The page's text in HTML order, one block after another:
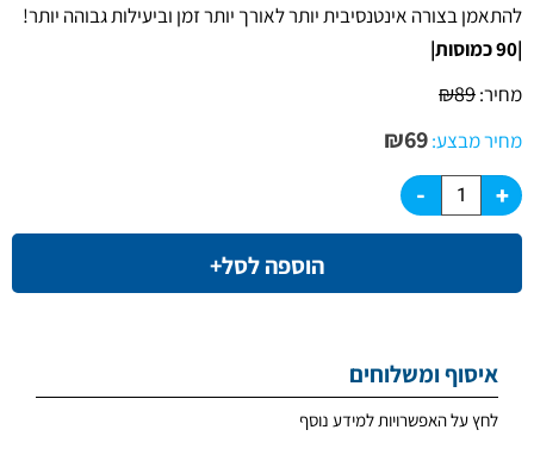
להתאמן בצורה אינטנסיבית יותר לאורך יותר זמן וביעילות גבוהה יותר!
|90 כמוסות|
מחיר:
₪89
מחיר מבצע: ₪69
הוספה לסל+
איסוף ומשלוחים
לחץ על האפשרויות למידע נוסף